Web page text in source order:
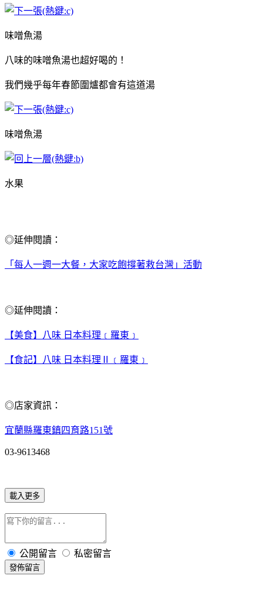
味噌魚湯
八味的味噌魚湯也超好喝的！
我們幾乎每年春節圍爐都會有這道湯
味噌魚湯
水果
◎延伸閱讀：
「每人一週一大餐，大家吃飽撐著救台灣」活動
◎延伸閱讀：
【美食】八味 日本料理﹝羅東﹞
【食記】八味 日本料理Ⅱ﹝羅東﹞
◎店家資訊：
宜蘭縣羅東鎮四育路151號
03-9613468
載入更多
公開留言 私密留言
發佈留言